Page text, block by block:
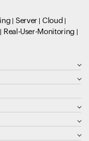
Server
Cloud
Real-User-Monitoring